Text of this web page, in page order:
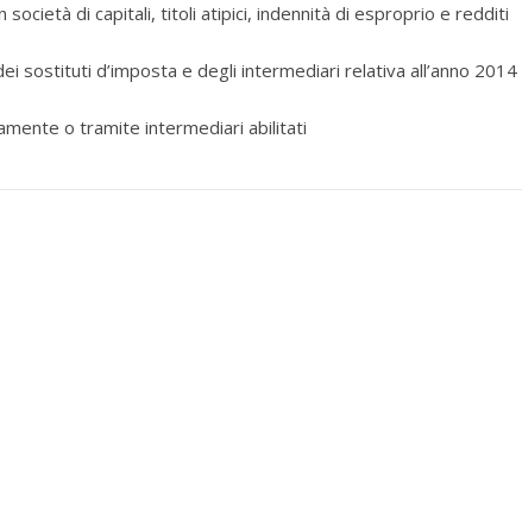
di capitali, titoli atipici, indennità di esproprio e redditi
sostituti d’imposta e degli intermediari relativa all’anno 2014
o tramite intermediari abilitati